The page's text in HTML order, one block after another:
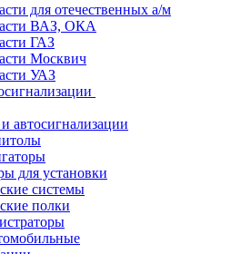
для отечественных а/м
ВАЗ, ОКА
ГАЗ
Москвич
УАЗ
автосигнализации
для установки
системы
полки